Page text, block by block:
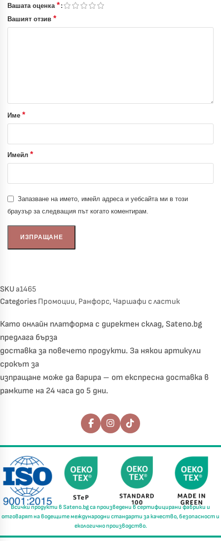
Вашата оценка *
Вашият отзив *
Име *
Имейл *
Запазване на името, имейл адреса и уебсайта ми в този
браузър за следващия път когато коментирам.
SKUa1465
Categories Промоции, Ранфорс, Чаршафи с ластик
Като онлайн платформа с директен склад, Sateno.bg
предлага бърза
доставка за повечето продукти. За някои артикули
срокът за
изпращане може да варира – от експресна доставка в
рамките на 24 часа до 5 дни.
Последвайте ни
Всички продукти в Sateno.bgса произведени всертифицирани фабрики и
отговарят на водещите международни стандарти закачество, безопасност и
екологично производство.